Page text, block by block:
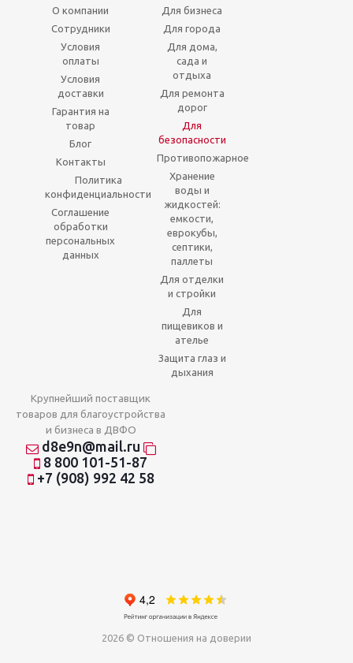
О компании
Сотрудники
Условия
оплаты
Условия
доставки
Гарантия на
товар
Блог
Контакты
Политика
конфиденциальности
Соглашение
обработки
персональных
данных
Для бизнеса
Для города
Для дома,
сада и
отдыха
Для ремонта
дорог
Для
безопасности
Противопожарное
Хранение
воды и
жидкостей:
емкости,
еврокубы,
септики,
паллеты
Для отделки
и стройки
Для
пищевиков и
ателье
Защита глаз и
дыхания
Крупнейший поставщик
товаров для благоустройства
и бизнеса в ДВФО
d8e9n@mail.ru
8 800 101-51-87
+7 (908) 992 42 58
2026 © Отношения на доверии